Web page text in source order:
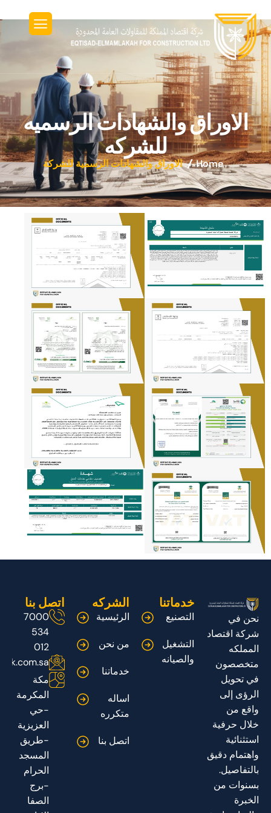
الاوراق والشهادات الرسميه
للشركه
Home الاوراق والشهادات الرسمية للشركة
نحن في
شركة اقتصاد
المملكه
متخصصون
في تحويل
الرؤى إلى
واقع من
خلال حرفية
استثنائية
واهتمام دقيق
بالتفاصيل.
بسنوات من
الخبرة
خدماتنا
التصنيع
التشغيل
والصيانه
الشركه
الرئيسية
من نحن
خدماتنا
اساله
متكرره
اتصل بنا
اتصل بنا
7000
534
012
مكة
المكرمة
-حي
العزيزية
-طريق
المسجد
الحرام
-برج
الصفا